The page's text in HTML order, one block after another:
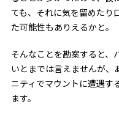
ても、それに気を留めたり
た可能性もありえるかと。
そんなことを勘案すると、
いとまでは言えませんが、
ニティでマウントに遭遇す
ます。